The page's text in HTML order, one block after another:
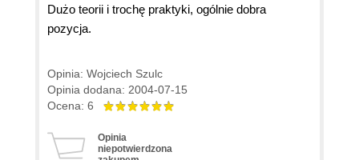
Dużo teorii i trochę praktyki, ogólnie dobra
pozycja.
Opinia: Wojciech Szulc
Opinia dodana: 2004-07-15
Ocena: 6
Opinia
niepotwierdzona